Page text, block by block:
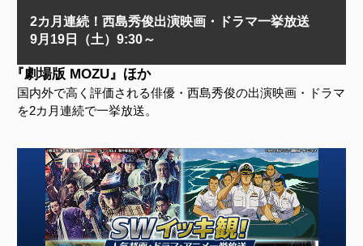
2カ月連続！西島秀俊出演映画・ドラマ一挙放送
9月19日（土）9:30～
『劇場版 MOZU』ほか
国内外で高く評価される俳優・西島秀俊の出演映画・ドラマ
を2カ月連続で一挙放送。